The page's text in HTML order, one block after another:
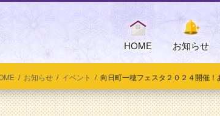
HOME お知らせ
お知らせ イベント 向日町一穂フェスタ２０２４開催！